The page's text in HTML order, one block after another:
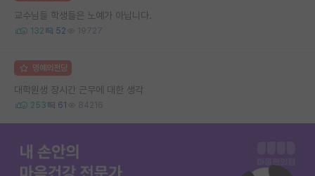
교수님들 학생들은 노예가 아닙니다.
132 52 19727
명예의전당
대학원생 장시간 근무에 대한 생각
253 61 84216